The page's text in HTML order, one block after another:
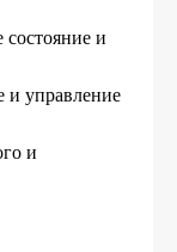
состояние и
и управление
и